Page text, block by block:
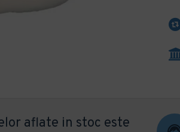
aflate in stoc este